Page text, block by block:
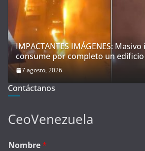
IMPACTANTES IMÁGENES:
consume por completo un edificio
7 agosto, 2026
Contáctanos
CeoVenezuela
Nombre*